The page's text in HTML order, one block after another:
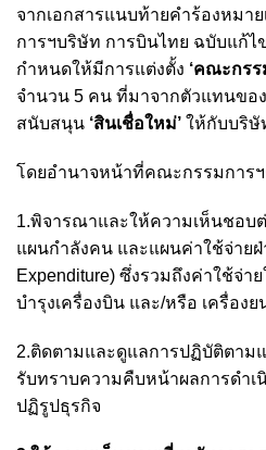
จากเอกสารแนบท้ายคำร้องหมา
การฯบริษัท การบินไทย ฉบับแก้
กำหนดให้มีการแต่งตั้ง ‘คณะกร
จำนวน 5 คน ที่มาจากตัวแทนขอ
สนับสนุน ‘สินเชื่อใหม่’ ให้กับบริษั
โดยอำนาจหน้าที่คณะกรรมการฯ
1.พิจารณาและให้ความเห็นชอบ
แผนกำลังคน และแผนค่าใช้จ่ายฝ่
Expenditure) ซึ่งรวมถึงค่าใช้จ่า
บำรุงเครื่องบิน และ/หรือ เครื่องย
2.ติดตามและดูแลการปฏิบัติตาม
รับทราบความคืบหน้าผลการดำ
ปฏิรูปธุรกิจ